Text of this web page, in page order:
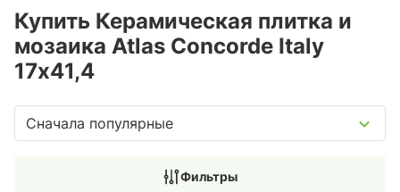
Купить Керамическая плитка и
мозаика Atlas Concorde Italy
17x41,4
Сначала популярные
Фильтры